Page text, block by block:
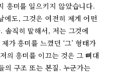
흥미를 일으키지 않았습니다.
에도, 그것은 여전히 제게 어떤
솔직히 말해서, 저는 그것에
가 흥미를 느꼈던 ‘그’ 형태가
의 흥미를 이끄는 것은 그 뼈대
의 구조 또는 본질. 누군가는